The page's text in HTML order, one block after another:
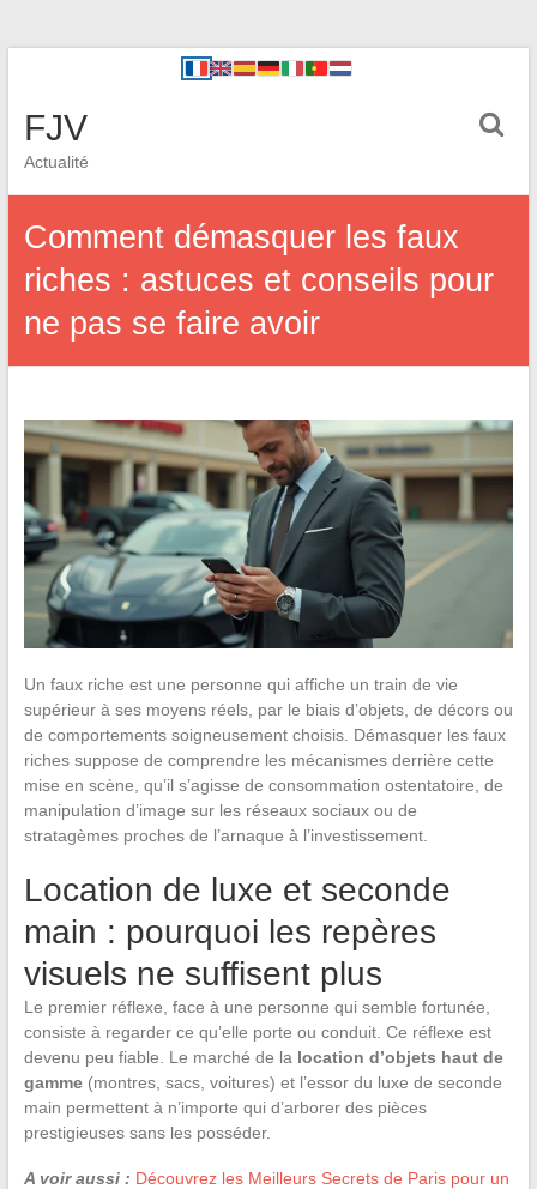
FJV
Actualité
Comment démasquer les faux
riches : astuces et conseils pour
ne pas se faire avoir
Un faux riche est une personne qui affiche un train de vie
supérieur à ses moyens réels, par le biais d’objets, de décors ou
de comportements soigneusement choisis. Démasquer les faux
riches suppose de comprendre les mécanismes derrière cette
mise en scène, qu’il s’agisse de consommation ostentatoire, de
manipulation d’image sur les réseaux sociaux ou de
stratagèmes proches de l’arnaque à l’investissement.
Location de luxe et seconde
main : pourquoi les repères
visuels ne suffisent plus
Le premier réflexe, face à une personne qui semble fortunée,
consiste à regarder ce qu’elle porte ou conduit. Ce réflexe est
devenu peu fiable. Le marché de la location d’objets haut de
gamme(montres, sacs, voitures) et l’essor du luxe de seconde
main permettent à n’importe qui d’arborer des pièces
prestigieuses sans les posséder.
A voir aussi : Découvrez les Meilleurs Secrets de Paris pour un